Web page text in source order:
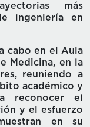
más
ingeniería en
cabo en el Aula
Medicina, en la
reuniendo a
académico y
reconocer el
y el esfuerzo
en su